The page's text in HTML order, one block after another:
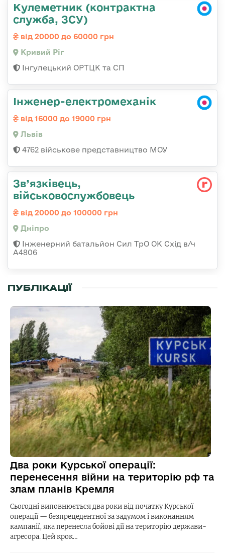
Кулеметник (контрактна
служба, ЗСУ)
від 20000 до 60000 грн
Кривий Ріг
Інгулецький ОРТЦК та СП
Інженер-електромеханік
від 16000 до 19000 грн
Львів
4762 військове представництво МОУ
Зв’язківець,
військовослужбовець
від 20000 до 100000 грн
Дніпро
Інженерний батальйон Сил ТрО ОК Схід в/ч
А4806
ПУБЛІКАЦІЇ
Два роки Курської операції:
перенесення війни на територію рф та
злам планів Кремля
Сьогодні виповнюється два роки від початку Курської
операції — безпрецедентної за задумом і виконанням
кампанії, яка перенесла бойові дії на територію держави-
агресора. Цей крок…